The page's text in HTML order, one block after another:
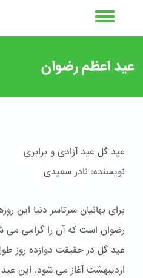
عید اعظم رضوان
عید گل عید آزادی و برابری
نویسنده: نادر سعیدی
برای بهائیان سرتاسر دنیا این
رضوان است که آن را گرامی می
عید گل در حقیقت دوازده روز